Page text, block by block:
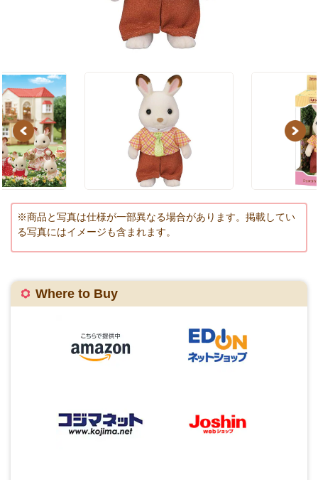
Previous Next
※商品と写真は仕様が一部異なる場合があります。掲載してい
る写真にはイメージも含まれます。
Where to Buy